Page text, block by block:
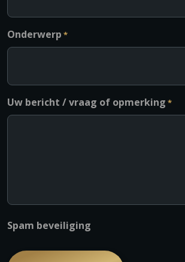
Onderwerp *
Uw bericht / vraag of opmerking *
Spam beveiliging